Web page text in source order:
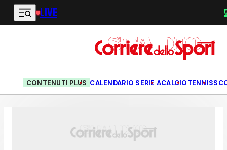
Vai al contenuto principale
LIVE
CONTENUTI PLUS CALENDARIO SERIE ACALCIOTENNIS